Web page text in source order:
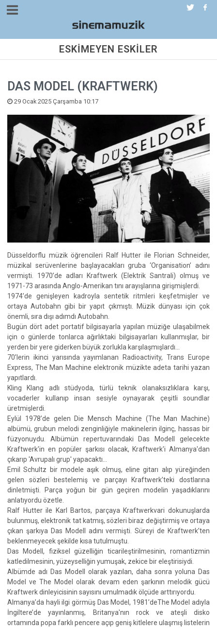
ESKİMEYEN ESKİLER
DAS MODEL (KRAFTWERK)
29 Ocak 2025 Çarşamba 10:17
Düsseldorflu müzik öğrencileri Ralf Hutter ile Florian Schneider,
müzikal serüvenlerine başlayacakları gruba ‘Organisation’ adını
vermişti. 1970’de adları Kraftwerk (Elektrik Santrali) olmuş ve
1971-73 arasında Anglo-Amerikan tını arayışlarına girişmişlerdi.
1974’de genişleyen kadroyla sentetik ritmleri keşfetmişler ve
ortaya Autobahn gibi bir yapıt çıkmıştı. Müzik dünyası için çok
önemli, sıra dışı adımdı Autobahn.
Bugün dört adet portatif bilgisayarla yapılan müziğe ulaşabilmek
için o günlerde tonlarca ağırlıktaki bilgisayarları kullanmışlar, bir
yerden bir yere giderken büyük zorlukla karşılaşmışlardı…
70’lerin ikinci yarısında yayımlanan Radioactivity, Trans Europe
Express, The Man Machine elektronik müzikte adeta tarihi yazan
yapıtlardı.
Kling Klang adlı stüdyoda, türlü teknik olanaksızlıklara karşı,
vocaderler kullanıp insan sesiyle oynayarak çeşitli soundlar
üretmişlerdi.
Eylül 1978’de gelen Die Mensch Machine (The Man Machine)
albümü, grubun melodi zenginliğiyle makinelerin ilginç, hassas bir
füzyonuydu. Albümün repertuvarındaki Das Modell gelecekte
Kraftwerk'in en popüler şarkısı olacak, Kraftwerk'i Almanya'dan
çıkarıp 'Avrupalı grup' yapacaktı...
Emil Schultz bir modele aşık olmuş, eline gitarı alıp yüreğinden
gelen sözleri bestelemiş ve parçayı Kraftwerk’teki dostlarına
dinletmişti. Parça yoğun bir gün geçiren modelin yaşadıklarını
anlatıyordu özetle.
Ralf Hutter ile Karl Bartos, parçaya Kraftwerkvari dokunuşlarda
bulunmuş, elektronik tat katmış, sözleri biraz değiştirmiş ve ortaya
çıkan şarkıya Das Modell adını vermişti. Süreyi de Kraftwerk’ten
beklenmeyecek şekilde kısa tutulmuştu.
Das Modell, fiziksel güzelliğin ticarileştirilmesinin, romantizmin
katledilmesinin, yüzeyselliğin yumuşak, zekice bir eleştirisiydi.
Albümde adı Das Modell olarak yazılan, daha sonra yoluna Das
Model ve The Model olarak devam eden şarkının melodik gücü
Kraftwerk dinleyicisinin sayısını umulmadık ölçüde arttırıyordu.
Almanya’da hayli ilgi görmüş Das Model, 1981’deThe Model adıyla
İngiltere’de yayınlanmış, Britanya'nın rock ve ateşli disko
ortamında popa farklı pencere açıp geniş kitlelere ulaşmış listelerin